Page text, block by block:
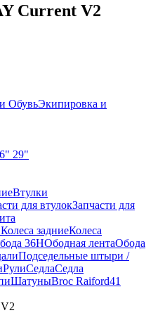
Current V2
ОбувьЭкипировка и
29"
Втулки
для втулокЗапчасти для
Колеса задниеКолеса
36HОбодная лентаОбода
Подседельные штыри /
РулиСедлаСедла
ШатуныBroc Raiford41